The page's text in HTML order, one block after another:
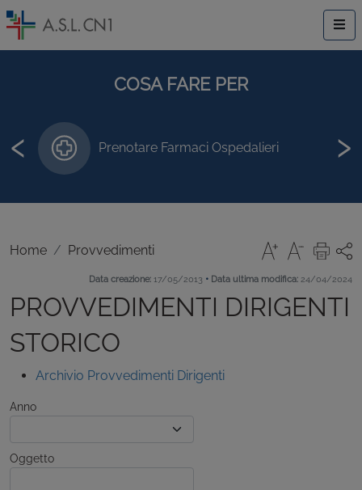
COSA FARE PER
Prenotare Farmaci Ospedalieri
‹ ›
Home Provvedimenti
Data creazione: 17/05/2013 • Data ultima modifica: 24/04/2024
PROVVEDIMENTI DIRIGENTI
STORICO
Archivio Provvedimenti Dirigenti
Anno
Oggetto